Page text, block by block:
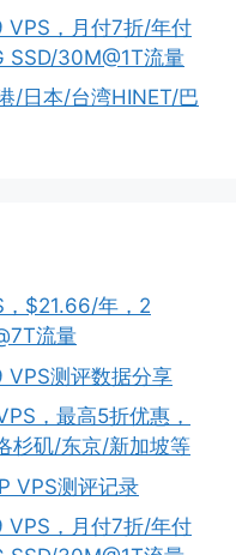
，月付7折/年付
30M@1T流量
/日本/台湾HINET/巴
$21.66/年，2
流量
测评数据分享
，最高5折优惠，
杉矶/东京/新加坡等
VPS测评记录
，月付7折/年付